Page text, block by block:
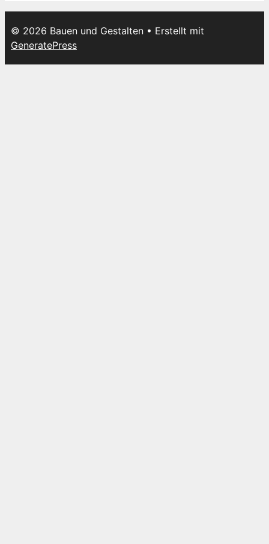
© 2026 Bauen und Gestalten • Erstellt mit
GeneratePress